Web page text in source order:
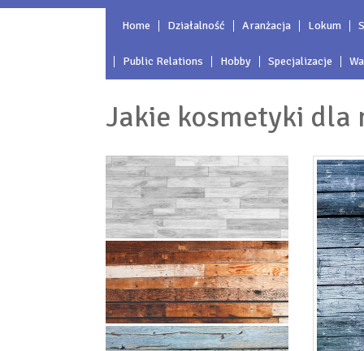
Home Działalność Aranżacja Lokum
Public Relations Hobby Specjalizacje
Jakie kosmetyki dla